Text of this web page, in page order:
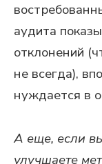
аудита
отклонений
не всегда),
нуждается в
А еще, если
улучшаете